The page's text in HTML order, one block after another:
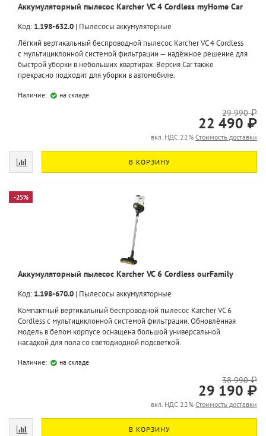
Аккумуляторный пылесос Karcher VC 4 Cordless myHome Car
Код: 1.198-632.0 | Пылесосы аккумуляторные
Лёгкий вертикальный беспроводной пылесос Karcher VC 4 Cordless
с мультициклонной системой фильтрации — надёжное решение для
быстрой уборки в небольших квартирах. Версия Car также
прекрасно подходит для уборки в автомобиле.
Наличие: на складе
29 990 ₽
22 490 ₽
вкл. НДС 22% Стоимость доставки
В КОРЗИНУ
-25%
Аккумуляторный пылесос Karcher VC 6 Cordless ourFamily
Код: 1.198-670.0 | Пылесосы аккумуляторные
Компактный вертикальный беспроводной пылесос Karcher VC 6
Cordless с мультициклонной системой фильтрации. Обновлённая
модель в белом корпусе оснащена большой универсальной
насадкой для пола со светодиодной подсветкой.
Наличие: на складе
38 990 ₽
29 190 ₽
вкл. НДС 22% Стоимость доставки
В КОРЗИНУ